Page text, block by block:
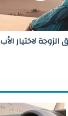
الزوجة لاختيار الأب